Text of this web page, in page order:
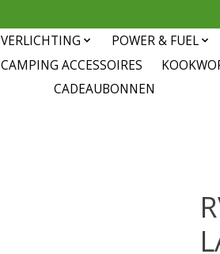
VERLICHTING POWER & FUEL
CAMPING ACCESSOIRES
CADEAUBONNEN